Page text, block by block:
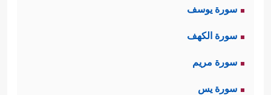
سورة يوسف
سورة الكهف
سورة مريم
سورة يس